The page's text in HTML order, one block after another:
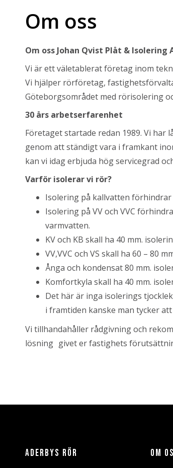
Om oss
Om oss Johan Qvist Plåt & Isolering
Vi är ett väletablerat företag inom
Vi hjälper rörföretag,
Göteborgsområdet med rörisolering
30 års arbetserfarenhet
Företaget startade redan 1989. Vi har
genom att ständigt vara i framkant
kan vi idag erbjuda hög servicegrad
Varför isolerar vi rör?
Isolering på kallvatten
Isolering på VV och VVC
varmvatten.
KV och KB skall ha 40 mm.
VV,VVC och VS skall ha 60 – 80
Ånga och kondensat 80 mm.
Komfortkyla skall ha 40 mm.
Det här är inga isolerings
i framtiden kanske man tycker
Vi tillhandahåller rådgivning och
lösning givet er fastighets
ADERBYS RÖR OM